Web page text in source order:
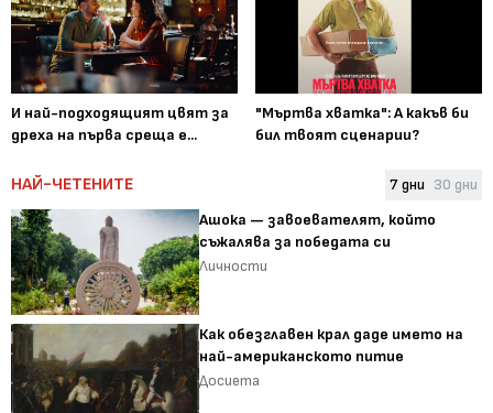
И най-подходящият цвят за
дреха на първа среща е...
"Мъртва хватка": А какъв би
бил твоят сценарии?
НАЙ-ЧЕТЕНИТЕ 7 дни 30 дни
Ашока — завоевателят, който
съжалява за победата си
Личности
Как обезглавен крал даде името на
най-американското питие
Досиета